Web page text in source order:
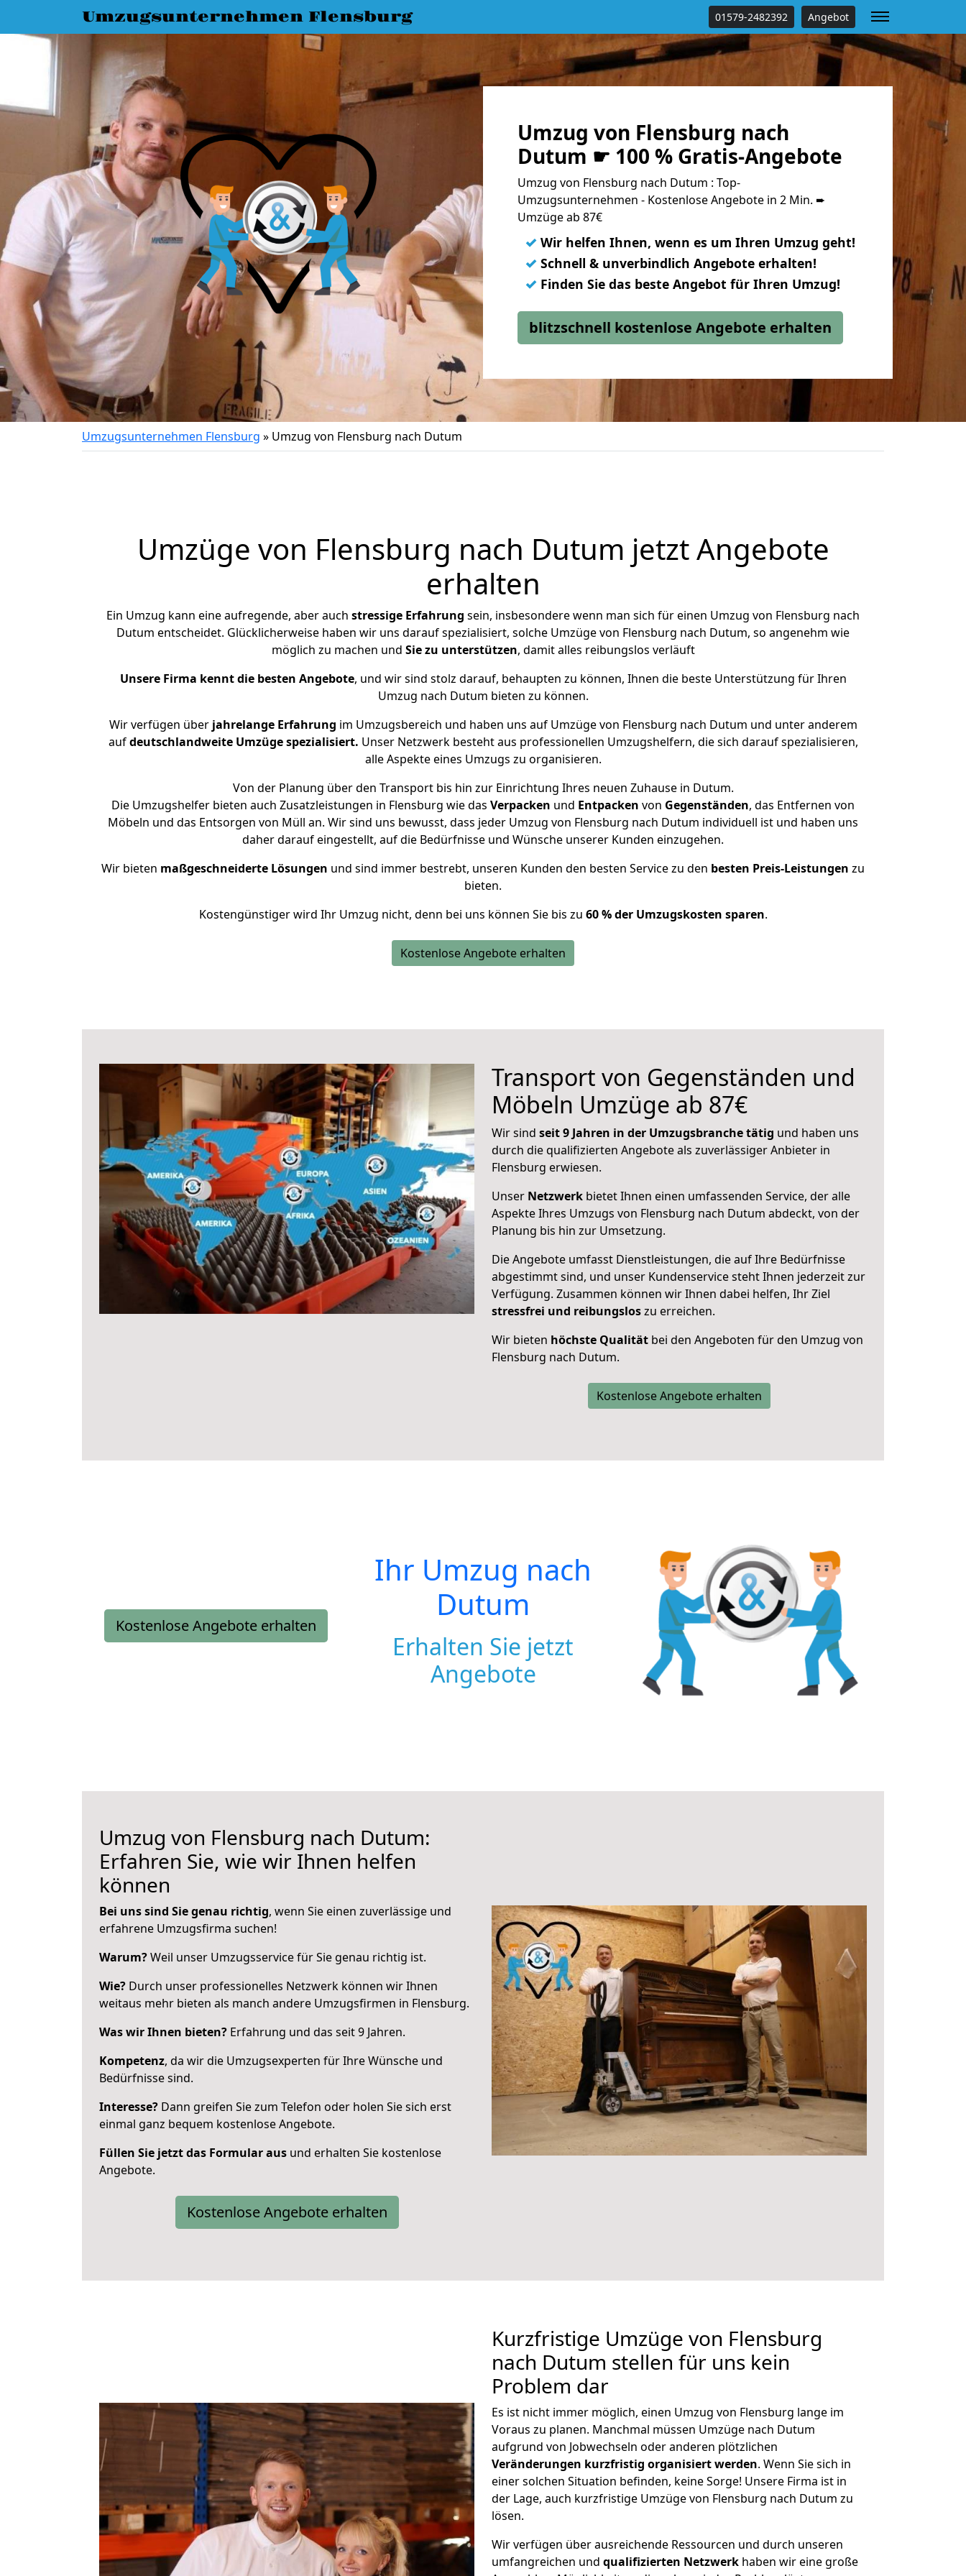
Umzugsunternehmen Flensburg 01579-2482392 Angebot
Umzug von Flensburg nach
Dutum ☛ 100 % Gratis-Angebote
Umzug von Flensburg nach Dutum : Top-
Umzugsunternehmen - Kostenlose Angebote in 2 Min. ➨
Umzüge ab 87€
✓ Wir helfen Ihnen, wenn es um Ihren Umzug geht!
✓ Schnell & unverbindlich Angebote erhalten!
✓ Finden Sie das beste Angebot für Ihren Umzug!
blitzschnell kostenlose Angebote erhalten
Umzugsunternehmen Flensburg » Umzug von Flensburg nach Dutum
Umzüge von Flensburg nach Dutum jetzt Angebote
erhalten
Ein Umzug kann eine aufregende, aber auch stressige Erfahrung sein, insbesondere wenn man sich für einen Umzug von Flensburg nach
Dutum entscheidet. Glücklicherweise haben wir uns darauf spezialisiert, solche Umzüge von Flensburg nach Dutum, so angenehm wie
möglich zu machen und Sie zu unterstützen, damit alles reibungslos verläuft
Unsere Firma kennt die besten Angebote, und wir sind stolz darauf, behaupten zu können, Ihnen die beste Unterstützung für Ihren
Umzug nach Dutum bieten zu können.
Wir verfügen überjahrelange Erfahrung im Umzugsbereich und haben uns auf Umzüge von Flensburg nach Dutum und unter anderem
aufdeutschlandweite Umzüge spezialisiert. Unser Netzwerk besteht aus professionellen Umzugshelfern, die sich darauf spezialisieren,
alle Aspekte eines Umzugs zu organisieren.
Von der Planung über den Transport bis hin zur Einrichtung Ihres neuen Zuhause in Dutum.
Die Umzugshelfer bieten auch Zusatzleistungen in Flensburg wie das Verpacken und Entpacken von Gegenständen, das Entfernen von
Möbeln und das Entsorgen von Müll an. Wir sind uns bewusst, dass jeder Umzug von Flensburg nach Dutum individuell ist und haben uns
daher darauf eingestellt, auf die Bedürfnisse und Wünsche unserer Kunden einzugehen.
Wir bieten maßgeschneiderte Lösungen und sind immer bestrebt, unseren Kunden den besten Service zu den besten Preis-Leistungen zu
bieten.
Kostengünstiger wird Ihr Umzug nicht, denn bei uns können Sie bis zu 60 % der Umzugskosten sparen.
Kostenlose Angebote erhalten
Transport von Gegenständen und
Möbeln Umzüge ab 87€
Wir sind seit 9 Jahren in der Umzugsbranche tätig und haben uns
durch die qualifizierten Angebote als zuverlässiger Anbieter in
Flensburg erwiesen.
Unser Netzwerk bietet Ihnen einen umfassenden Service, der alle
Aspekte Ihres Umzugs von Flensburg nach Dutum abdeckt, von der
Planung bis hin zur Umsetzung.
Die Angebote umfasst Dienstleistungen, die auf Ihre Bedürfnisse
abgestimmt sind, und unser Kundenservice steht Ihnen jederzeit zur
Verfügung. Zusammen können wir Ihnen dabei helfen, Ihr Ziel
stressfrei und reibungsloszu erreichen.
Wir bieten höchste Qualität bei den Angeboten für den Umzug von
Flensburg nach Dutum.
Kostenlose Angebote erhalten
Kostenlose Angebote erhalten
Ihr Umzug nach
Dutum
Erhalten Sie jetzt
Angebote
Umzug von Flensburg nach Dutum:
Erfahren Sie, wie wir Ihnen helfen
können
Bei uns sind Sie genau richtig, wenn Sie einen zuverlässige und
erfahrene Umzugsfirma suchen!
Warum?Weil unser Umzugsservice für Sie genau richtig ist.
Wie? Durch unser professionelles Netzwerk können wir Ihnen
weitaus mehr bieten als manch andere Umzugsfirmen in Flensburg.
Was wir Ihnen bieten? Erfahrung und das seit 9 Jahren.
Kompetenz, da wir die Umzugsexperten für Ihre Wünsche und
Bedürfnisse sind.
Interesse? Dann greifen Sie zum Telefon oder holen Sie sich erst
einmal ganz bequem kostenlose Angebote.
Füllen Sie jetzt das Formular aus und erhalten Sie kostenlose
Angebote.
Kostenlose Angebote erhalten
Kurzfristige Umzüge von Flensburg
nach Dutum stellen für uns kein
Problem dar
Es ist nicht immer möglich, einen Umzug von Flensburg lange im
Voraus zu planen. Manchmal müssen Umzüge nach Dutum
aufgrund von Jobwechseln oder anderen plötzlichen
Veränderungen kurzfristig organisiert werden. Wenn Sie sich in
einer solchen Situation befinden, keine Sorge! Unsere Firma ist in
der Lage, auch kurzfristige Umzüge von Flensburg nach Dutum zu
lösen.
Wir verfügen über ausreichende Ressourcen und durch unseren
umfangreichen und qualifizierten Netzwerk haben wir eine große